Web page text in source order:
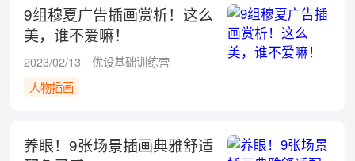
9组穆夏广告插画赏析！这么
美，谁不爱嘛！
2023/02/13
优设基础训练营
人物插画
养眼！9张场景插画典雅舒适